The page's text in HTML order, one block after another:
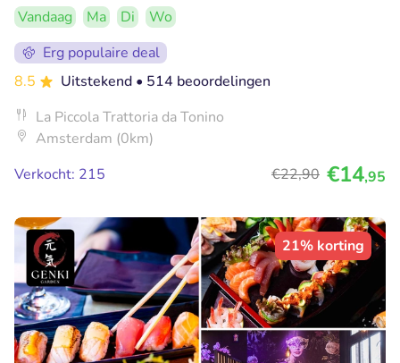
Vandaag Ma Di
Wo
Erg populaire deal
8.5
Uitstekend • 514 beoordelingen
La Piccola Trattoria da Tonino
Amsterdam (0km)
Verkocht: 215
€22,90 €14,95
21% korting